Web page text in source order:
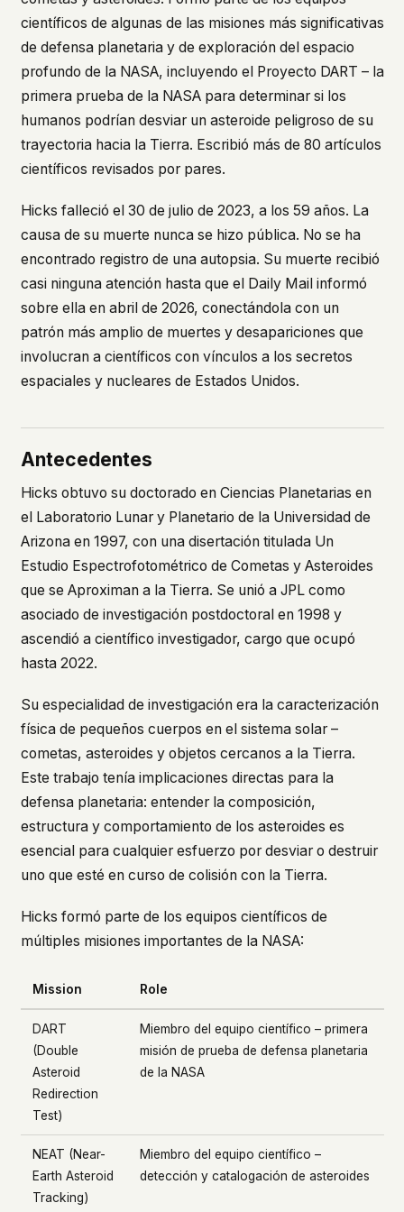
what devices they use, or whether they come
back. Every other news site has this data. We
chose not to.
We think the tradeoff is worth it. The UFO/UAP
topic attracts government attention, and the
people reading about it deserve to do so without
being watched. If you're a whistleblower, a
military service member, a Hill staffer, or just
someone who's curious – your visit here is yours
WHAT WE CAN'T CONTROL
Your internet provider can see that you
connected to ufouap.com (they can see this for
every website you visit). Your DNS provider
resolves the domain. Standard web server logs
exist on our hosting provider's infrastructure. We
don't use them, but we can't pretend they don't
If this concerns you, a VPN or Tor will handle it.
We won't judge – we'd do the same.
This isn't a privacy policy written by lawyers to
you. If we ever add analytics, tracking, or third-
should stop trusting us.
científicos de algunas de las misiones más significativas
de defensa planetaria y de exploración del espacio
profundo de la NASA, incluyendo el Proyecto DART – la
primera prueba de la NASA para determinar si los
humanos podrían desviar un asteroide peligroso de su
trayectoria hacia la Tierra. Escribió más de 80 artículos
científicos revisados por pares.
Hicks falleció el 30 de julio de 2023, a los 59 años. La
causa de su muerte nunca se hizo pública. No se ha
encontrado registro de una autopsia. Su muerte recibió
casi ninguna atención hasta que el Daily Mailinformó
sobre ella en abril de 2026, conectándola con un
patrón más amplio de muertes y desapariciones que
involucran a científicos con vínculos a los secretos
espaciales y nucleares de Estados Unidos.
Antecedentes
Hicks obtuvo su doctorado en Ciencias Planetarias en
el Laboratorio Lunar y Planetario de la Universidad de
Arizona en 1997, con una disertación titulada Un
Estudio Espectrofotométrico de Cometas y Asteroides
que se Aproximan a la Tierra. Se unió a JPL como
asociado de investigación postdoctoral en 1998 y
ascendió a científico investigador, cargo que ocupó
hasta 2022.
Su especialidad de investigación era la caracterización
física de pequeños cuerpos en el sistema solar –
cometas, asteroides y objetos cercanos a la Tierra.
Este trabajo tenía implicaciones directas para la
defensa planetaria: entender la composición,
estructura y comportamiento de los asteroides es
esencial para cualquier esfuerzo por desviar o destruir
uno que esté en curso de colisión con la Tierra.
Hicks formó parte de los equipos científicos de
múltiples misiones importantes de la NASA:
Mission Role
DART
(Double
Asteroid
Redirection
Test)
Miembro del equipo científico – primera
misión de prueba de defensa planetaria
de la NASA
NEAT (Near-
Earth Asteroid
Tracking)
Miembro del equipo científico –
detección y catalogación de asteroides